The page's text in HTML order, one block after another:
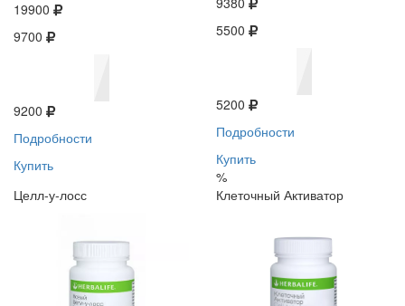
19900
9700
9200
Подробности
Купить
5500
5200
Подробности
Купить
%
Целл-у-лосс
Клеточный Активатор